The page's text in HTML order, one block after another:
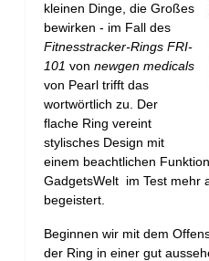
kleinen Dinge, die Großes
bewirken - im Fall des
Fitnesstracker-Rings FRI-
101 von newgen medicals
von Pearl trifft das
wortwörtlich zu. Der
flache Ring vereint
stylisches Design mit
einem beachtlichen
GadgetsWelt im Test mehr
begeistert.
Beginnen wir mit dem
der Ring in einer gut